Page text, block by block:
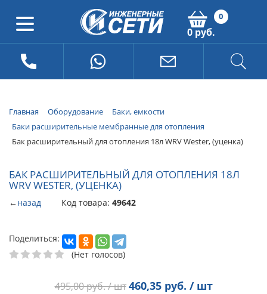
0
0 руб.
Главная Оборудование
Баки, емкости
Баки расширительные мембранные для отопления
Бак расширительный для отопления 18л WRV Wester, (уценка)
БАК РАСШИРИТЕЛЬНЫЙ ДЛЯ ОТОПЛЕНИЯ 18Л
WRV WESTER, (УЦЕНКА)
←назад Код товара: 49642
Поделиться:
(Нет голосов)
495,00руб. / шт 460,35руб. / шт